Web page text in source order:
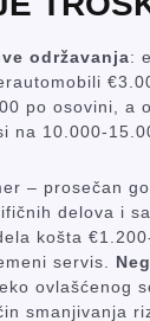
održavanja:
po osovini, a
na 10.000-
– prosečan
delova i
košta
servis.
ovlašćenog
smanjivanja